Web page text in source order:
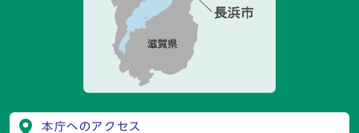
本庁へのアクセス